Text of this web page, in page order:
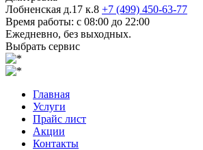
Лобненская д.17 к.8 +7 (499) 450-63-77
Время работы: с 08:00 до 22:00
Ежедневно, без выходных.
Выбрать сервис
Главная
Услуги
Прайс лист
Акции
Контакты